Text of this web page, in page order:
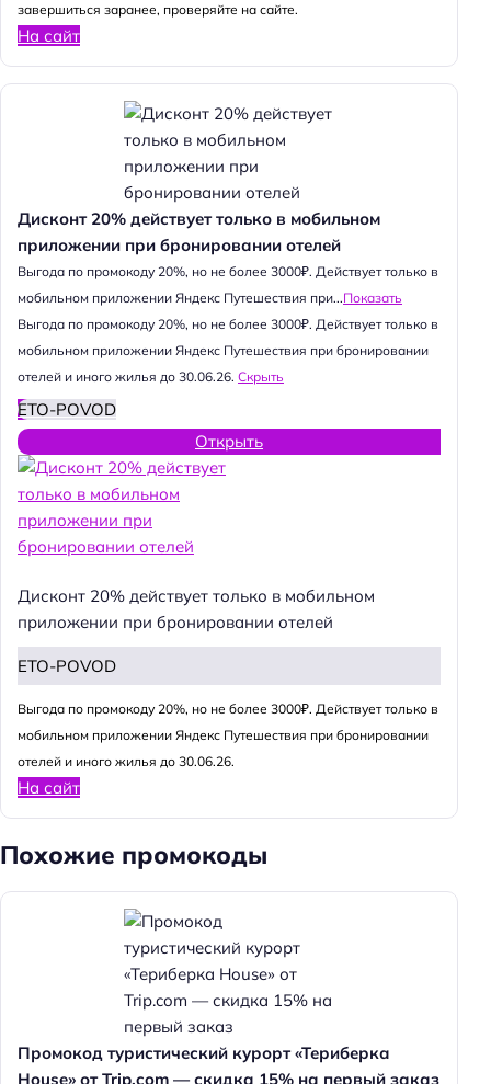
завершиться заранее, проверяйте на сайте.
На сайт
Дисконт 20% действует только в мобильном
приложении при бронировании отелей
Выгода по промокоду 20%, но не более 3000₽. Действует только в
мобильном приложении Яндекс Путешествия при...Показать
Выгода по промокоду 20%, но не более 3000₽. Действует только в
мобильном приложении Яндекс Путешествия при бронировании
отелей и иного жилья до 30.06.26. Скрыть
ETO-POVOD
Открыть
Дисконт 20% действует только в мобильном
приложении при бронировании отелей
ETO-POVOD
Выгода по промокоду 20%, но не более 3000₽. Действует только в
мобильном приложении Яндекс Путешествия при бронировании
отелей и иного жилья до 30.06.26.
На сайт
Похожие промокоды
Промокод туристический курорт «Териберка
House» от Trip.com — скидка 15% на первый заказ